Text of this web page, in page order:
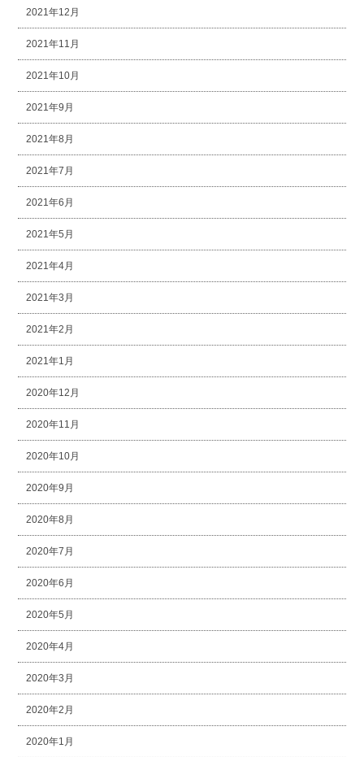
2021年12月
2021年11月
2021年10月
2021年9月
2021年8月
2021年7月
2021年6月
2021年5月
2021年4月
2021年3月
2021年2月
2021年1月
2020年12月
2020年11月
2020年10月
2020年9月
2020年8月
2020年7月
2020年6月
2020年5月
2020年4月
2020年3月
2020年2月
2020年1月